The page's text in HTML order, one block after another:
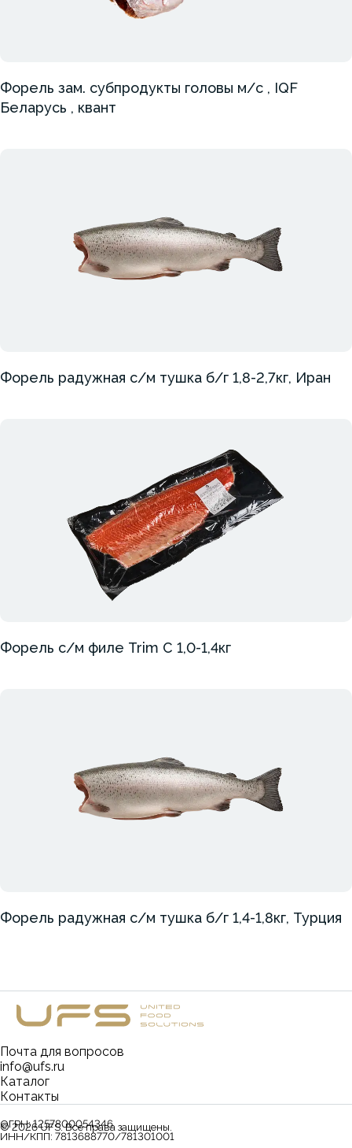
Форель зам. субпродукты головы м/с , IQF
Беларусь , квант
Форель радужная с/м тушка б/г 1,8-2,7кг, Иран
Форель с/м филе Trim C 1,0-1,4кг
Форель радужная с/м тушка б/г 1,4-1,8кг, Турция
Каталог
Контакты
Почта для вопросов
info@ufs.ru
©2026UFS. Все права защищены.
ОГРН:1257800054346
ИНН/КПП: 7813688770/781301001